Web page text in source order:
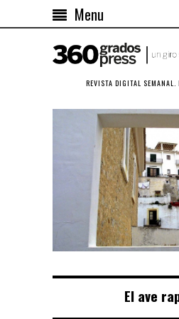
Menu
REVISTA DIGITAL
El ave